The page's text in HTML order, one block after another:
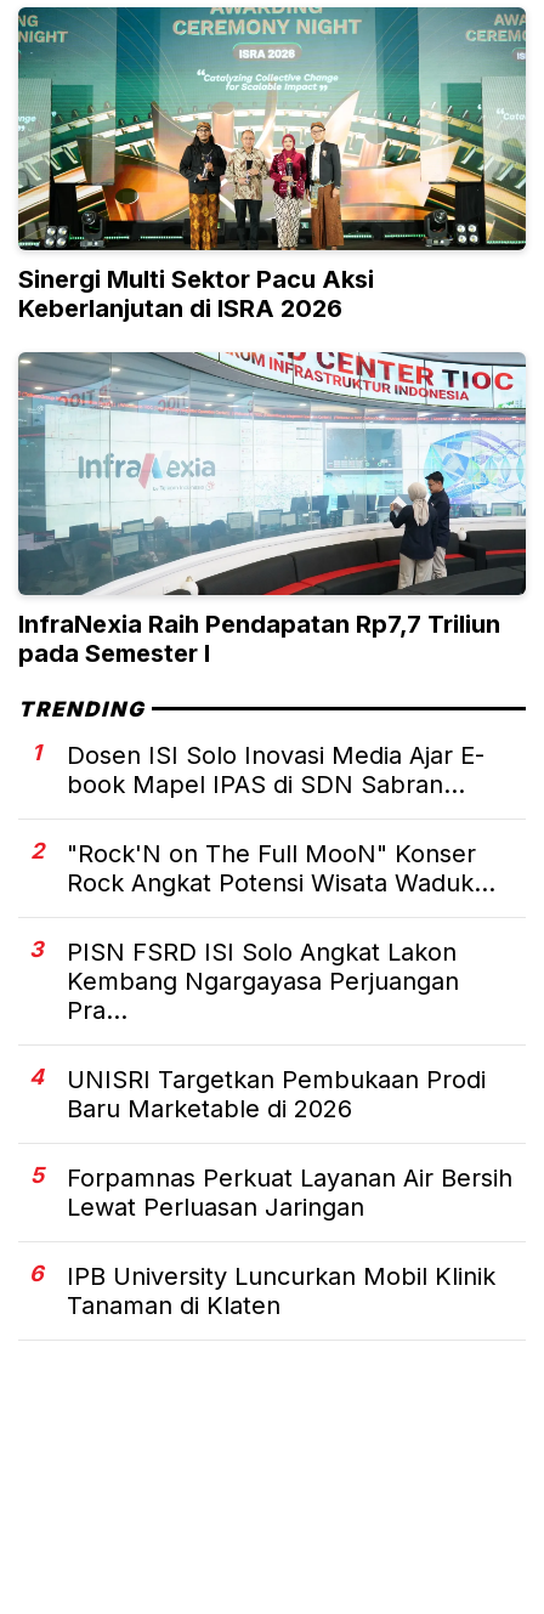
Sinergi Multi Sektor Pacu Aksi
Keberlanjutan di ISRA 2026
InfraNexia Raih Pendapatan Rp7,7 Triliun
pada Semester I
TRENDING
1
Dosen ISI Solo Inovasi Media Ajar E-
book Mapel IPAS di SDN Sabran...
2
"Rock'N on The Full MooN" Konser
Rock Angkat Potensi Wisata Waduk...
3
PISN FSRD ISI Solo Angkat Lakon
Kembang Ngargayasa Perjuangan
Pra...
4
UNISRI Targetkan Pembukaan Prodi
Baru Marketable di 2026
5
Forpamnas Perkuat Layanan Air Bersih
Lewat Perluasan Jaringan
6
IPB University Luncurkan Mobil Klinik
Tanaman di Klaten